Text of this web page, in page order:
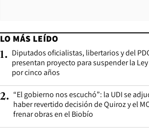
LO MÁS LEÍDO
1. Diputados oficialistas, libertarios y del
presentan proyecto para suspender la
por cinco años
2. “El gobierno nos escuchó”: la UDI se
haber revertido decisión de Quiroz y el
frenar obras en el Biobío